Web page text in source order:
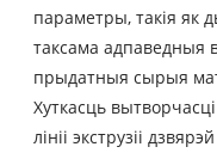
параметры, такія як
таксама адпаведныя
прыдатныя сырыя
Хуткасць
лініі экструзіі